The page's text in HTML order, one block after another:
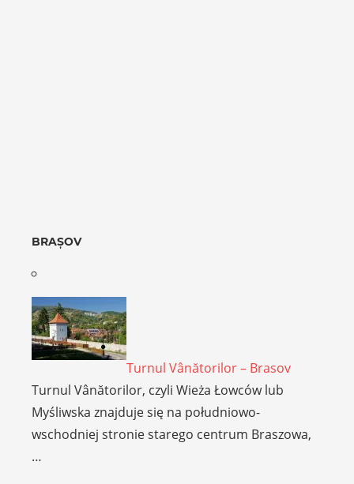
BRAȘOV
Turnul Vânătorilor – Brasov
Turnul Vânătorilor, czyli Wieża Łowców lub
Myśliwska znajduje się na południowo-
wschodniej stronie starego centrum Braszowa,
…